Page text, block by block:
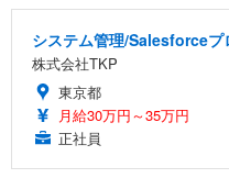
システム管理/Salesforceプ
株式会社TKP
東京都
月給30万円～35万円
正社員